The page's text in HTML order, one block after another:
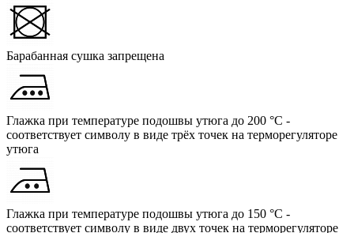
Барабанная сушка запрещена
Глажка при температуре подошвы утюга до 200 °C -
соответствует символу в виде трёх точек на терморегуляторе
утюга
Глажка при температуре подошвы утюга до 150 °C -
соответствует символу в виде двух точек на терморегуляторе